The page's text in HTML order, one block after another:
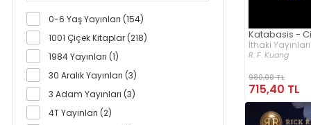
0-6 Yaş Yayınları (154)
1001 Çiçek Kitaplar (218)
1984 Yayınları (1)
30 Aralık Yayınları (3)
3 Adam Yayınları (3)
4T Yayınları (2)
Katabasis -
İthaki Yayınları
R. F. Kuang
980,00 TL
715,40 TL